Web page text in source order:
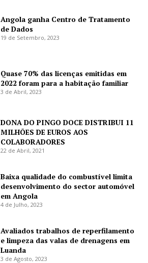
Angola ganha Centro de Tratamento
de Dados
19 de Setembro, 2023
Quase 70% das licenças emitidas em
2022 foram para a habitação familiar
3 de Abril, 2023
DONA DO PINGO DOCE DISTRIBUI 11
MILHÕES DE EUROS AOS
COLABORADORES
22 de Abril, 2021
Baixa qualidade do combustível limita
desenvolvimento do sector automóvel
em Angola
4 de Julho, 2023
Avaliados trabalhos de reperfilamento
e limpeza das valas de drenagens em
Luanda
3 de Agosto, 2023